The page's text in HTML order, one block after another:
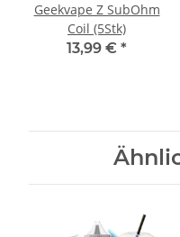
Geekvape Z SubOhm
Coil (5Stk)
13,99 € *